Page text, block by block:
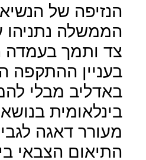
הנזיפה של
הממשלה
צד ותמך בעמדה
בעניין ההתקפה
באדליב מבלי
בינלאומית
מעורר דאגה
התיאום הצבאי